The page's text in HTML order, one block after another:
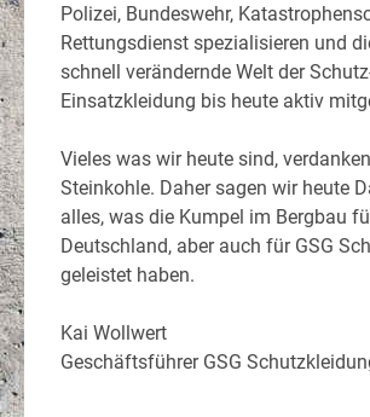
Polizei, Bundeswehr,
Rettungsdienst spezialisieren und
schnell verändernde Welt der
Einsatzkleidung bis heute aktiv
Vieles was wir heute sind,
Steinkohle. Daher sagen wir heute
alles, was die Kumpel im Bergbau
Deutschland, aber auch für GSG
geleistet haben.
Kai Wollwert
Geschäftsführer GSG